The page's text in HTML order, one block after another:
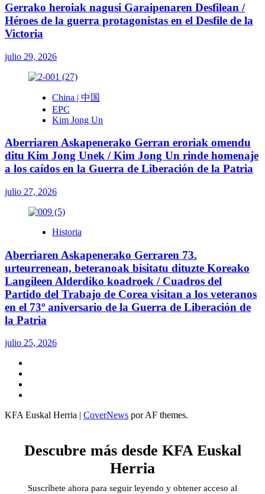
Gerrako heroiak nagusi Garaipenaren Desfilean /
Héroes de la guerra protagonistas en el Desfile de la
Victoria
julio 29, 2026
China | 中国
EPC
Kim Jong Un
Aberriaren Askapenerako Gerran eroriak omendu
ditu Kim Jong Unek / Kim Jong Un rinde homenaje
a los caídos en la Guerra de Liberación de la Patria
julio 27, 2026
Historia
Aberriaren Askapenerako Gerraren 73.
urteurrenean, beteranoak bisitatu dituzte Koreako
Langileen Alderdiko koadroek / Cuadros del
Partido del Trabajo de Corea visitan a los veteranos
en el 73º aniversario de la Guerra de Liberación de
la Patria
julio 25, 2026
KFA Euskal Herria | CoverNews por AF themes.
Descubre más desde KFA Euskal
Herria
Suscríbete ahora para seguir leyendo y obtener acceso al